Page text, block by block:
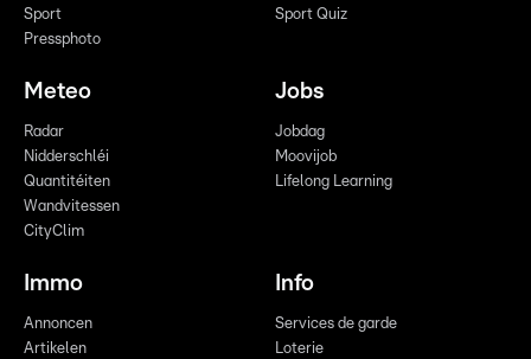
Sport
Pressphoto
Sport Quiz
Meteo
Radar
Nidderschléi
Quantitéiten
Wandvitessen
CityClim
Jobs
Jobdag
Moovijob
Lifelong Learning
Immo
Annoncen
Artikelen
Info
Services de garde
Loterie